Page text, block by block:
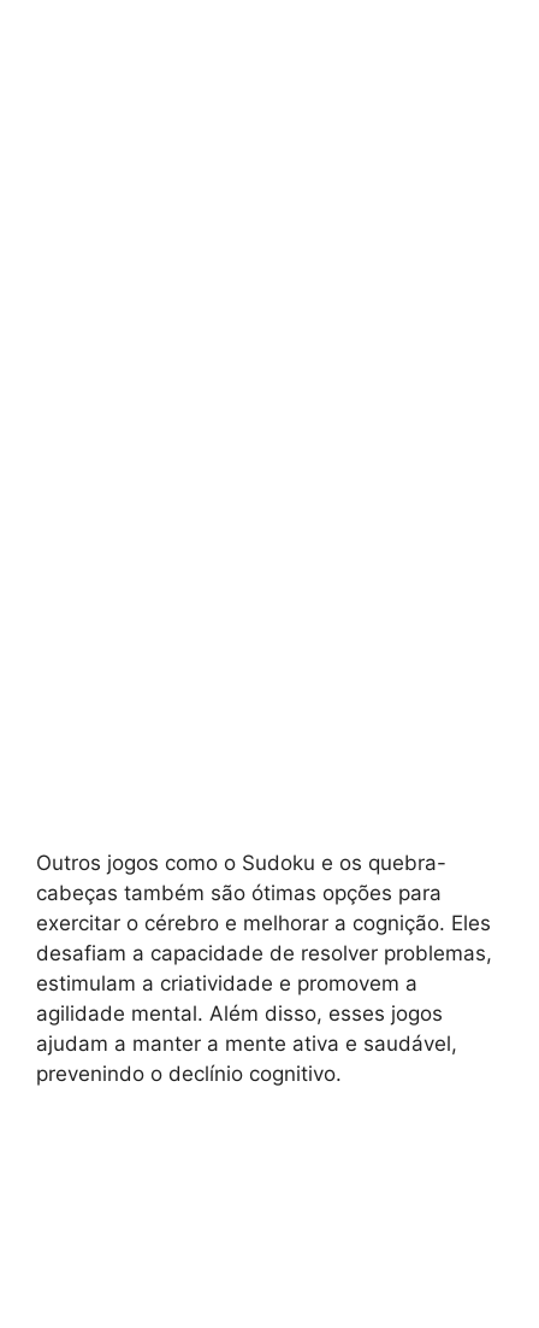
Outros jogos como o Sudoku e os quebra-
cabeças também são ótimas opções para
exercitar o cérebro e melhorar a cognição. Eles
desafiam a capacidade de resolver problemas,
estimulam a criatividade e promovem a
agilidade mental. Além disso, esses jogos
ajudam a manter a mente ativa e saudável,
prevenindo o declínio cognitivo.